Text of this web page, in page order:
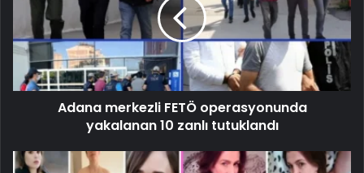
Adana merkezli FETÖ operasyonunda
yakalanan 10 zanlı tutuklandı